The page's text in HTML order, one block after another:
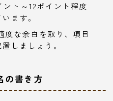
ント～12ポイント程度
ます。
度な余白を取り、項目
しましょう。
の書き方